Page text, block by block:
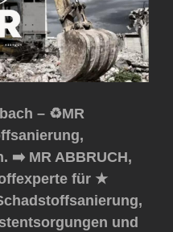
– ♻️MR
➡️ MR ABBRUCH,
für ★
und